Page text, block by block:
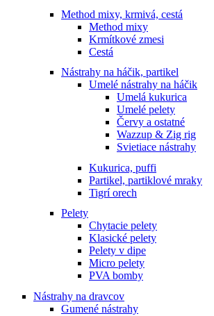
Method mixy, krmivá, cestá
Method mixy
Krmítkové zmesi
Cestá
Nástrahy na háčik, partikel
Umelé nástrahy na háčik
Umelá kukurica
Umelé pelety
Červy a ostatné
Wazzup & Zig rig
Svietiace nástrahy
Kukurica, puffi
Partikel, partiklové mraky
Tigrí orech
Pelety
Chytacie pelety
Klasické pelety
Pelety v dipe
Micro pelety
PVA bomby
Nástrahy na dravcov
Gumené nástrahy